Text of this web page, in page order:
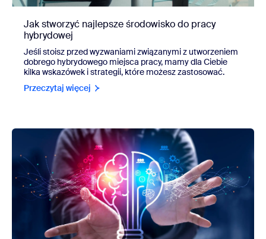
Jak stworzyć najlepsze środowisko do pracy
hybrydowej
Jeśli stoisz przed wyzwaniami związanymi z utworzeniem
dobrego hybrydowego miejsca pracy, mamy dla Ciebie
kilka wskazówek i strategii, które możesz zastosować.
Przeczytaj więcej